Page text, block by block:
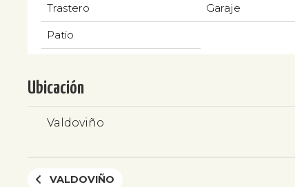
Trastero Garaje
Patio
Ubicación
Valdoviño
VALDOVIÑO